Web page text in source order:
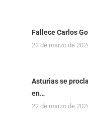
Fallece Carlos
23 de marzo de
Asturias se
en…
22 de marzo de